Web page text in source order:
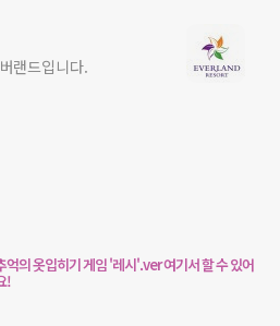
랜드입니다.
억의 옷입히기 게임 '레시'.ver 여기서 할 수 있어
!